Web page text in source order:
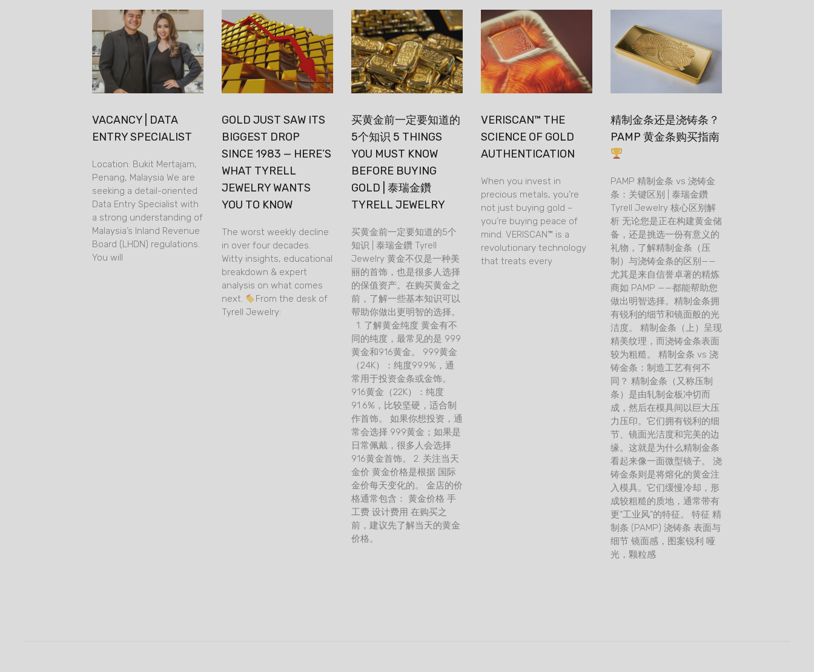
VACANCY | DATA
ENTRY SPECIALIST
Location: Bukit Mertajam,
Penang, Malaysia We are
seeking a detail-oriented
Data Entry Specialist with
a strong understanding of
Malaysia’s Inland Revenue
Board (LHDN) regulations.
You will
GOLD JUST SAW ITS
BIGGEST DROP
SINCE 1983 — HERE’S
WHAT TYRELL
JEWELRY WANTS
YOU TO KNOW
The worst weekly decline
in over four decades.
Witty insights, educational
breakdown & expert
analysis on what comes
next.
From the desk of
Tyrell Jewelry:
买黄金前一定要知道的
5个知识 5 THINGS
YOU MUST KNOW
BEFORE BUYING
GOLD | 泰瑞金鑽
TYRELL JEWELRY
买黄金前一定要知道的5个
知识 | 泰瑞金鑽 Tyrell
Jewelry 黄金不仅是一种美
丽的首饰，也是很多人选择
的保值资产。在购买黄金之
前，了解一些基本知识可以
帮助你做出更明智的选择。
1. 了解黄金纯度 黄金有不
同的纯度，最常见的是 999
黄金和916黄金。 999黄金
（24K）：纯度99.9%，通
常用于投资金条或金饰。
916黄金（22K）：纯度
91.6%，比较坚硬，适合制
作首饰。 如果你想投资，通
常会选择 999黄金；如果是
日常佩戴，很多人会选择
916黄金首饰。 2. 关注当天
金价 黄金价格是根据 国际
金价每天变化的。 金店的价
格通常包含： 黄金价格 手
工费 设计费用 在购买之
前，建议先了解当天的黄金
价格。
VERISCAN™ THE
SCIENCE OF GOLD
AUTHENTICATION
When you invest in
precious metals, you’re
not just buying gold –
you’re buying peace of
mind. VERISCAN™ is a
revolutionary technology
that treats every
精制金条还是浇铸条？
PAMP 黄金条购买指南
PAMP 精制金条 vs 浇铸金
条：关键区别 | 泰瑞金鑽
Tyrell Jewelry 核心区别解
析 无论您是正在构建黄金储
备，还是挑选一份有意义的
礼物，了解精制金条（压
制）与浇铸金条的区别——
尤其是来自信誉卓著的精炼
商如 PAMP ——都能帮助您
做出明智选择。精制金条拥
有锐利的细节和镜面般的光
洁度。 精制金条（上）呈现
精美纹理，而浇铸金条表面
较为粗糙。 精制金条 vs 浇
铸金条：制造工艺有何不
同？ 精制金条（又称压制
条）是由轧制金板冲切而
成，然后在模具间以巨大压
力压印。它们拥有锐利的细
节、镜面光洁度和完美的边
缘。这就是为什么精制金条
看起来像一面微型镜子。 浇
铸金条则是将熔化的黄金注
入模具。它们缓慢冷却，形
成较粗糙的质地，通常带有
更“工业风”的特征。 特征 精
制条 (PAMP) 浇铸条 表面与
细节 镜面感，图案锐利 哑
光，颗粒感